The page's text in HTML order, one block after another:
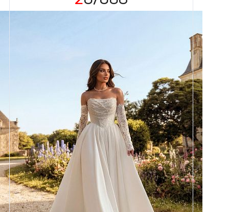
Размеры
42, 44, 46, 48, 50, 52, 54, 56,
Цвет
Айвори
Силуэт
Пышный